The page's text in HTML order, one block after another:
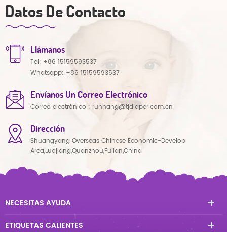
Datos De Contacto
Llámanos
Tel: +86 15159593537
Whatsapp: +86 15159593537
Envíanos Un Correo Electrónico
Correo electrónico : runhang@tjdiaper.com.cn
Dirección
Shuangyang Overseas Chinese Economic-Develop
Area,Luojiang,Quanzhou,Fujian,China
NECESITAS AYUDA
ETIQUETAS CALIENTES